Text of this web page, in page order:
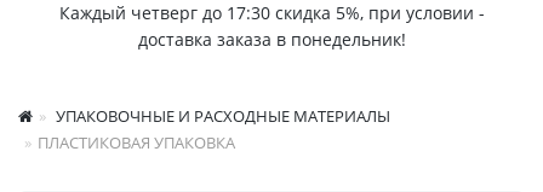
Каждый четверг до 17:30 скидка 5%, при условии -
доставка заказа в понедельник!
УПАКОВОЧНЫЕ И РАСХОДНЫЕ МАТЕРИАЛЫ
ПЛАСТИКОВАЯ УПАКОВКА